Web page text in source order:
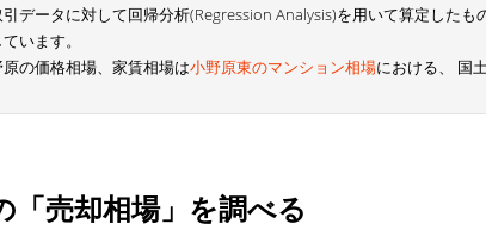
データに対して回帰分析(Regression Analysis)を用いて算定した
います。
の価格相場、家賃相場は小野原東のマンション相場における、 国
「売却相場」を調べる